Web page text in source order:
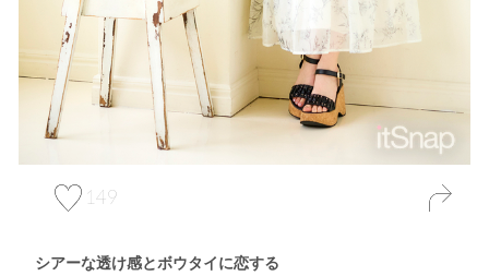
149
シアーな透け感とボウタイに恋する